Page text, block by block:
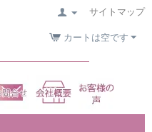
サイトマップ
カートは空です